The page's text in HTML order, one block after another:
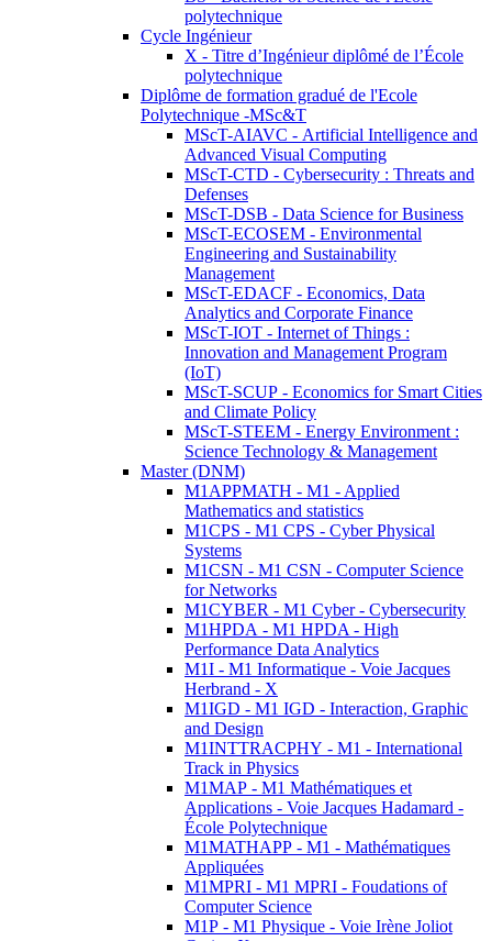
polytechnique
Cycle Ingénieur
X - Titre d’Ingénieur diplômé de l’École
polytechnique
Diplôme de formation gradué de l'Ecole
Polytechnique -MSc&T
MScT-AIAVC - Artificial Intelligence and
Advanced Visual Computing
MScT-CTD - Cybersecurity : Threats and
Defenses
MScT-DSB - Data Science for Business
MScT-ECOSEM - Environmental
Engineering and Sustainability
Management
MScT-EDACF - Economics, Data
Analytics and Corporate Finance
MScT-IOT - Internet of Things :
Innovation and Management Program
(IoT)
MScT-SCUP - Economics for Smart Cities
and Climate Policy
MScT-STEEM - Energy Environment :
Science Technology & Management
Master (DNM)
M1APPMATH - M1 - Applied
Mathematics and statistics
M1CPS - M1 CPS - Cyber Physical
Systems
M1CSN - M1 CSN - Computer Science
for Networks
M1CYBER - M1 Cyber - Cybersecurity
M1HPDA - M1 HPDA - High
Performance Data Analytics
M1I - M1 Informatique - Voie Jacques
Herbrand - X
M1IGD - M1 IGD - Interaction, Graphic
and Design
M1INTTRACPHY - M1 - International
Track in Physics
M1MAP - M1 Mathématiques et
Applications - Voie Jacques Hadamard -
École Polytechnique
M1MATHAPP - M1 - Mathématiques
Appliquées
M1MPRI - M1 MPRI - Foudations of
Computer Science
M1P - M1 Physique - Voie Irène Joliot